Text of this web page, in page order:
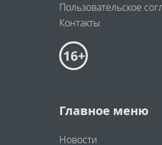
Пользовательское
Контакты
Главное меню
Новости